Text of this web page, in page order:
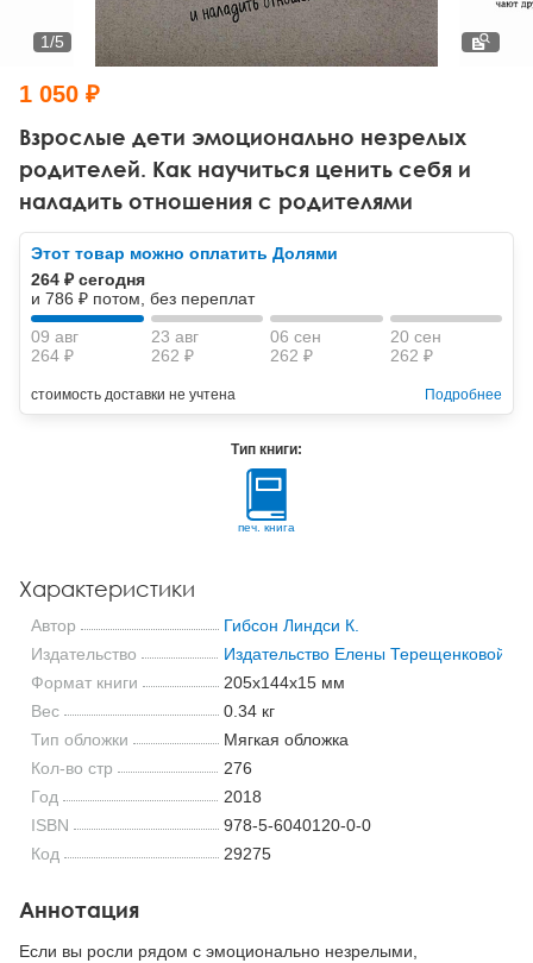
Тревожные расстройства, панические атаки
Психодрама
Другие направления психотерапии
Классический, эриксоновский гипноз и НЛП
НЛП
Психология труда и эргономика
Социальная психология
Социальная и организационная психология
Классический и юнгианский психоанализ
Взрослые дети эмоционально незрелых
родителей. Как научиться ценить себя и
наладить отношения с родителями
1/5
1 050 ₽
Этот товар можно оплатить Долями
264 ₽ сегодня
и 786 ₽ потом, без переплат
09 авг
264 ₽
23 авг
262 ₽
06 сен
262 ₽
20 сен
262 ₽
стоимость доставки не учтена Подробнее
Тип книги:
печ. книга
Характеристики
Автор
Гибсон Линдси К.
Издательство
Издательство Елены Терещенковой
Формат книги
205x144x15 мм
Вес
0.34 кг
Тип обложки
Мягкая обложка
Кол-во стр
276
Год
2018
ISBN
978-5-6040120-0-0
Код
29275
Аннотация
Если вы росли рядом с эмоционально незрелыми,